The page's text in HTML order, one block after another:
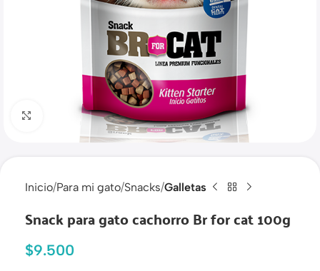
Haga clic para ampliar
Inicio Para mi gato Snacks Galletas
Snack para gato cachorro Br for cat 100g
$9.500